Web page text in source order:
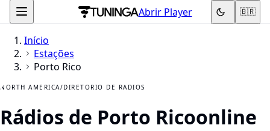
Abrir Player 🇧🇷
Início
Estações
Porto Rico
NORTH AMERICA/DIRETORIO DE RADIOS
Rádios de Porto Ricoonline